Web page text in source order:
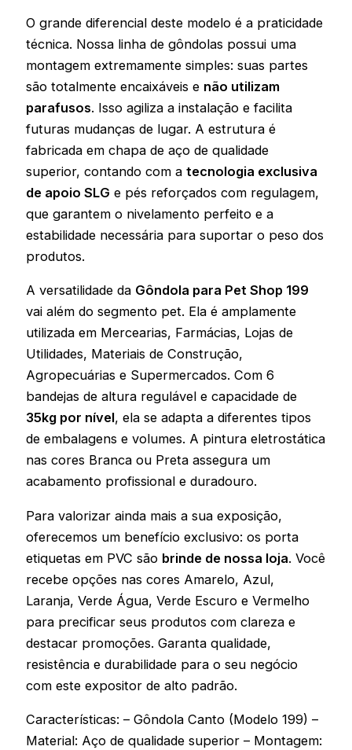
O grande diferencial deste modelo é a praticidade
técnica. Nossa linha de gôndolas possui uma
montagem extremamente simples: suas partes
são totalmente encaixáveis e não utilizam
parafusos. Isso agiliza a instalação e facilita
futuras mudanças de lugar. A estrutura é
fabricada em chapa de aço de qualidade
superior, contando com atecnologia exclusiva
de apoio SLG e pés reforçados com regulagem,
que garantem o nivelamento perfeito e a
estabilidade necessária para suportar o peso dos
produtos.
A versatilidade da Gôndola para Pet Shop 199
vai além do segmento pet. Ela é amplamente
utilizada em Mercearias, Farmácias, Lojas de
Utilidades, Materiais de Construção,
Agropecuárias e Supermercados. Com 6
bandejas de altura regulável e capacidade de
35kg por nível, ela se adapta a diferentes tipos
de embalagens e volumes. A pintura eletrostática
nas cores Branca ou Preta assegura um
acabamento profissional e duradouro.
Para valorizar ainda mais a sua exposição,
oferecemos um benefício exclusivo: os porta
etiquetas em PVC são brinde de nossa loja. Você
recebe opções nas cores Amarelo, Azul,
Laranja, Verde Água, Verde Escuro e Vermelho
para precificar seus produtos com clareza e
destacar promoções. Garanta qualidade,
resistência e durabilidade para o seu negócio
com este expositor de alto padrão.
Características: – Gôndola Canto (Modelo 199) –
Material: Aço de qualidade superior – Montagem: